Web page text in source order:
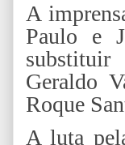
A
Paulo e
substituir
Geraldo
Roque
A luta